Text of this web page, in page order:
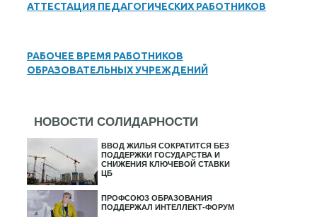
АТТЕСТАЦИЯ ПЕДАГОГИЧЕСКИХ РАБОТНИКОВ
РАБОЧЕЕ ВРЕМЯ РАБОТНИКОВ
ОБРАЗОВАТЕЛЬНЫХ УЧРЕЖДЕНИЙ
НОВОСТИ СОЛИДАРНОСТИ
ВВОД ЖИЛЬЯ СОКРАТИТСЯ БЕЗ
ПОДДЕРЖКИ ГОСУДАРСТВА И
СНИЖЕНИЯ КЛЮЧЕВОЙ СТАВКИ
ЦБ
ПРОФСОЮЗ ОБРАЗОВАНИЯ
ПОДДЕРЖАЛ ИНТЕЛЛЕКТ-ФОРУМ